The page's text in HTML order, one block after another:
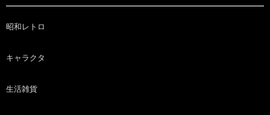
昭和レトロ
キャラクタ
生活雑貨